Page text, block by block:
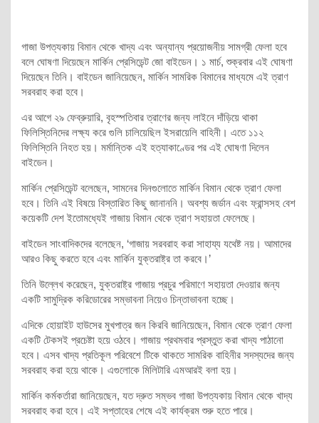
গাজা উপত্যকায় বিমান থেকে খাদ্য এবং অন্যান্য প্রয়োজনীয় সামগ্রী ফেলা হবে
বলে ঘোষণা দিয়েছেন মার্কিন প্রেসিডেন্ট জো বাইডেন। ১ মার্চ, শুক্রবার এই ঘোষণা
দিয়েছেন তিনি। বাইডেন জানিয়েছেন, মার্কিন সামরিক বিমানের মাধ্যমে এই ত্রাণ
সরবরাহ করা হবে।
এর আগে ২৯ ফেব্রুয়ারি, বৃহস্পতিবার ত্রাণের জন্য লাইনে দাঁড়িয়ে থাকা
ফিলিস্তিনিদের লক্ষ্য করে গুলি চালিয়েছিল ইসরায়েলি বাহিনী। এতে ১১২
ফিলিস্তিনি নিহত হয়। মর্মান্তিক এই হত্যাকাণ্ডের পর এই ঘোষণা দিলেন
বাইডেন।
মার্কিন প্রেসিডেন্ট বলেছেন, সামনের দিনগুলোতে মার্কিন বিমান থেকে ত্রাণ ফেলা
হবে। তিনি এই বিষয়ে বিস্তারিত কিছু জানাননি। অবশ্য জর্ডান এবং ফ্রান্সসহ বেশ
কয়েকটি দেশ ইতোমধ্যেই গাজায় বিমান থেকে ত্রাণ সহায়তা ফেলেছে।
বাইডেন সাংবাদিকদের বলেছেন, ‘গাজায় সরবরাহ করা সাহায্য যথেষ্ট নয়। আমাদের
আরও কিছু করতে হবে এবং মার্কিন যুক্তরাষ্ট্র তা করবে।’
তিনি উল্লেখ করেছেন, যুক্তরাষ্ট্র গাজায় প্রচুর পরিমাণে সহায়তা দেওয়ার জন্য
একটি সামুদ্রিক করিডোরের সম্ভাবনা নিয়েও চিন্তাভাবনা হচ্ছে।
এদিকে হোয়াইট হাউসের মুখপাত্র জন কিরবি জানিয়েছেন, বিমান থেকে ত্রাণ ফেলা
একটি টেকসই প্রচেষ্টা হয়ে ওঠবে। গাজায় প্রথমবার প্রস্তুত করা খাদ্য পাঠানো
হবে। এসব খাদ্য প্রতিকূল পরিবেশে টিকে থাকতে সামরিক বাহিনীর সদস্যদের জন্য
সরবরাহ করা হয়ে থাকে। এগুলোকে মিলিটারি এমআরই বলা হয়।
মার্কিন কর্মকর্তারা জানিয়েছেন, যত দ্রুত সম্ভব গাজা উপত্যকায় বিমান থেকে খাদ্য
সরবরাহ করা হবে। এই সপ্তাহের শেষে এই কার্যক্রম শুরু হতে পারে।